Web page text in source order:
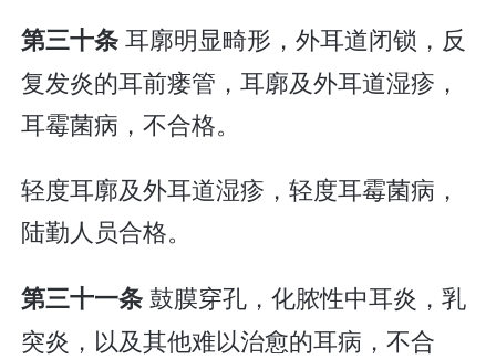
第三十条耳廓明显畸形，外耳道闭锁，反
复发炎的耳前瘘管，耳廓及外耳道湿疹，
耳霉菌病，不合格。
轻度耳廓及外耳道湿疹，轻度耳霉菌病，
陆勤人员合格。
第三十一条鼓膜穿孔，化脓性中耳炎，乳
突炎，以及其他难以治愈的耳病，不合